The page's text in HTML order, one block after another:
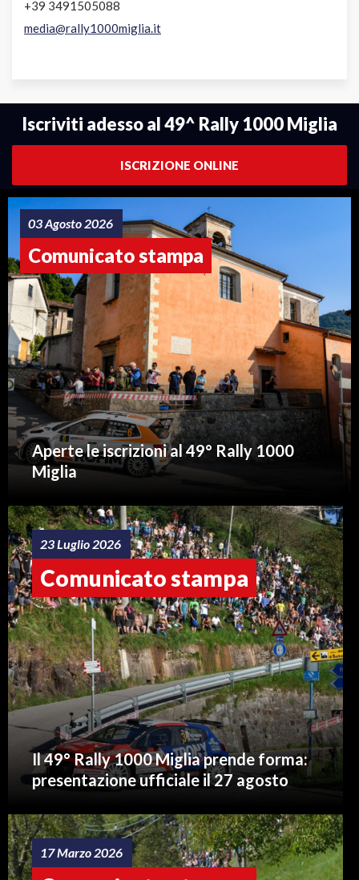
+39 3491505088
media@rally1000miglia.it
Iscriviti adesso al 49^ Rally 1000 Miglia
ISCRIZIONE ONLINE
03 Agosto 2026
Comunicato stampa
Aperte le iscrizioni al 49° Rally 1000
Miglia
23 Luglio 2026
Comunicato stampa
Il 49° Rally 1000 Miglia prende forma:
presentazione ufficiale il 27 agosto
17 Marzo 2026